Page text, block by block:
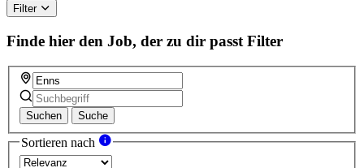
Filter
Finde hier den Job, der zu dir passt Filter
Suchen Suche
Sortieren nach